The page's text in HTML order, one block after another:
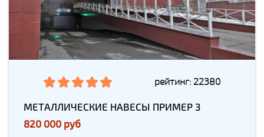
рейтинг: 22380
МЕТАЛЛИЧЕСКИЕ НАВЕСЫ ПРИМЕР 3
820 000 руб